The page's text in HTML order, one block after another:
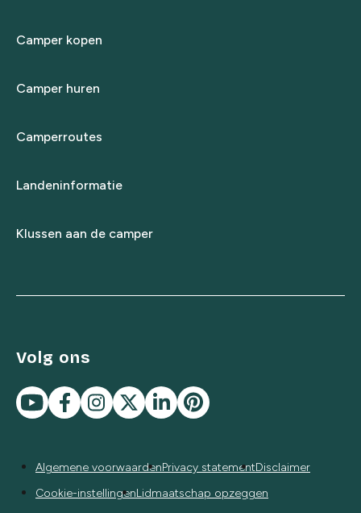
Camper kopen
Camper huren
Camperroutes
Landeninformatie
Klussen aan de camper
Volg ons
Algemene voorwaardenPrivacy statementDisclaimer
Cookie-instellingenLidmaatschap opzeggen